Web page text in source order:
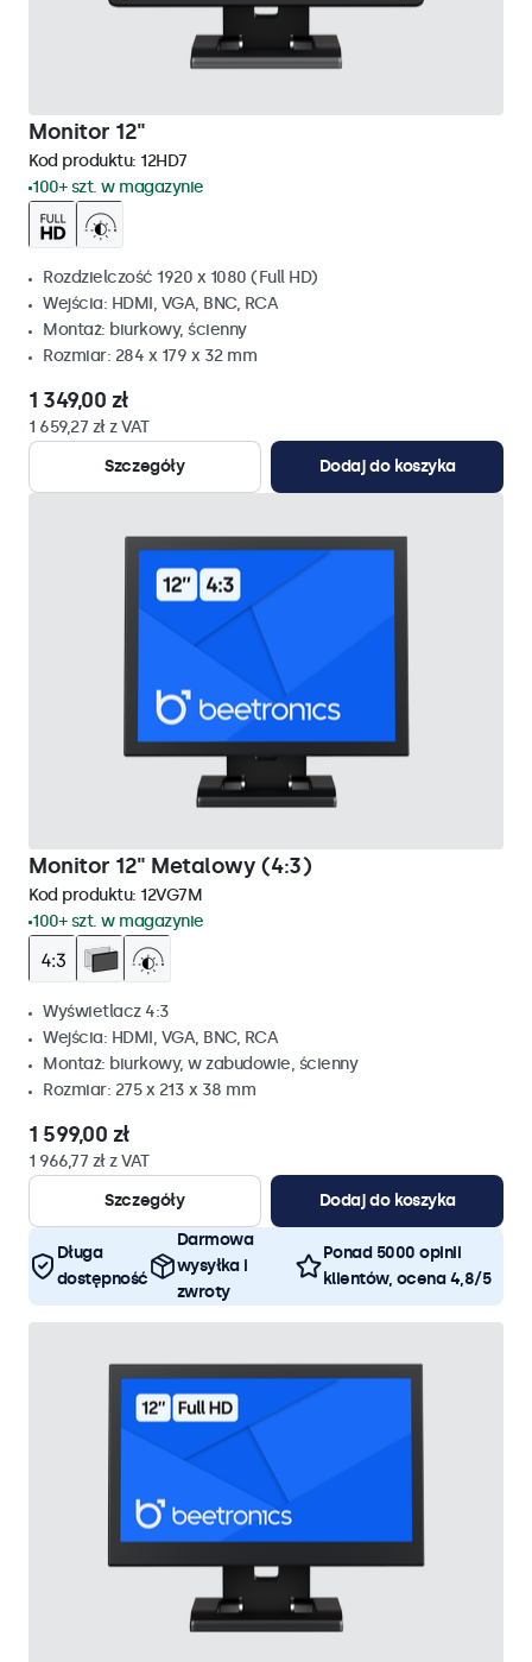
Monitor 12"
Kod produktu: 12HD7
100+ szt. w magazynie
Rozdzielczość 1920 x 1080 (Full HD)
Wejścia: HDMI, VGA, BNC, RCA
Montaż: biurkowy, ścienny
Rozmiar: 284 x 179 x 32 mm
1 349,00 zł
1 659,27 zł z VAT
Szczegóły
Dodaj do koszyka
Monitor 12" Metalowy (4:3)
Kod produktu: 12VG7M
100+ szt. w magazynie
Wyświetlacz 4:3
Wejścia: HDMI, VGA, BNC, RCA
Montaż: biurkowy, w zabudowie, ścienny
Rozmiar: 275 x 213 x 38 mm
1 599,00 zł
1 966,77 zł z VAT
Szczegóły
Dodaj do koszyka
Długa
dostępność
Darmowa
wysyłka i
zwroty
Ponad 5000 opinii
klientów, ocena 4,8/5